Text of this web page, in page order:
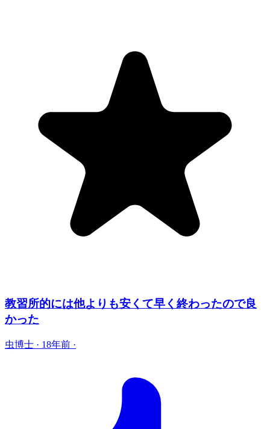
教習所的には他よりも安くて早く終わったので良
かった
虫博士 · 18年前 ·